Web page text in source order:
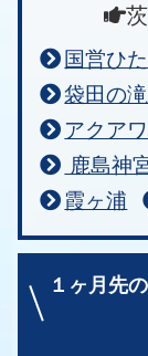
国営ひ
袋田の滝
アクア
鹿島神
霞ヶ浦
１ヶ月先